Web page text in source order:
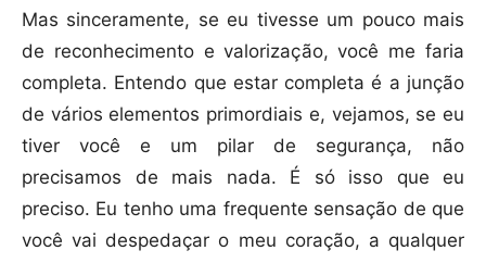
Mas sinceramente, se eu tivesse um pouco mais
de reconhecimento e valorização, você me faria
completa. Entendo que estar completa é a junção
de vários elementos primordiais e, vejamos, se eu
tiver você e um pilar de segurança, não
precisamos de mais nada. É só isso que eu
preciso. Eu tenho uma frequente sensação de que
você vai despedaçar o meu coração, a qualquer